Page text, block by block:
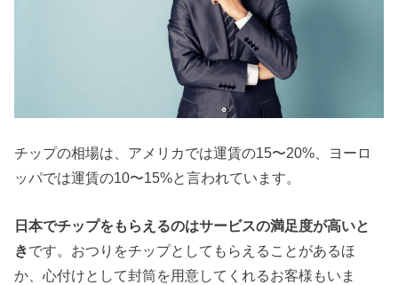
チップの相場は、アメリカでは運賃の15〜20%、ヨーロ
ッパでは運賃の10〜15%と言われています。
日本でチップをもらえるのはサービスの満足度が高いと
きです。おつりをチップとしてもらえることがあるほ
か、心付けとして封筒を用意してくれるお客様もいま